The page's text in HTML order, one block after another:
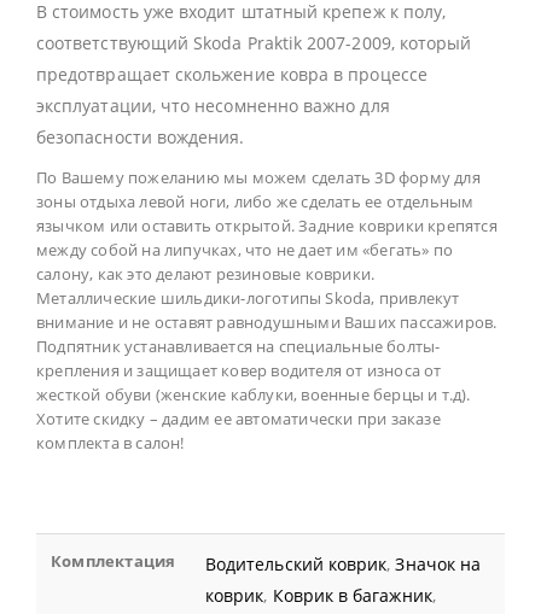
В стоимость уже входит штатный крепеж к полу,
соответствующий Skoda Praktik 2007-2009, который
предотвращает скольжение ковра в процессе
эксплуатации, что несомненно важно для
безопасности вождения.
По Вашему пожеланию мы можем сделать 3D форму для
зоны отдыха левой ноги, либо же сделать ее отдельным
язычком или оставить открытой. Задние коврики крепятся
между собой на липучках, что не дает им «бегать» по
салону, как это делают резиновые коврики.
Металлические шильдики-логотипы Skoda, привлекут
внимание и не оставят равнодушными Ваших пассажиров.
Подпятник устанавливается на специальные болты-
крепления и защищает ковер водителя от износа от
жесткой обуви (женские каблуки, военные берцы и т.д).
Хотите скидку – дадим ее автоматически при заказе
комплекта в салон!
Комплектация Водительский коврик,Значок на
коврик, Коврик в багажник,